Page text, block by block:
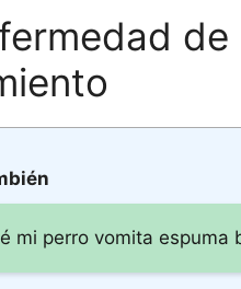
mi perro vomita espuma